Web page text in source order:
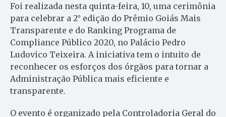
Foi realizada nesta quinta-feira, 10, uma cerimônia
para celebrar a 2° edição do Prêmio Goiás Mais
Transparente e do Ranking Programa de
Compliance Público 2020, no Palácio Pedro
Ludovico Teixeira. A iniciativa tem o intuito de
reconhecer os esforços dos órgãos para tornar a
Administração Pública mais eficiente e
transparente.
O evento é organizado pela Controladoria Geral do